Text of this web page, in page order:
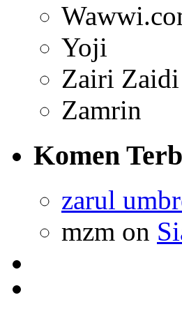
Yoji
Zairi Zaidi
Zamrin
Komen
zarul
mzm on